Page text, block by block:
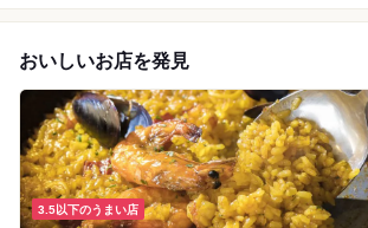
おいしいお店を発見
3.5以下のうまい店